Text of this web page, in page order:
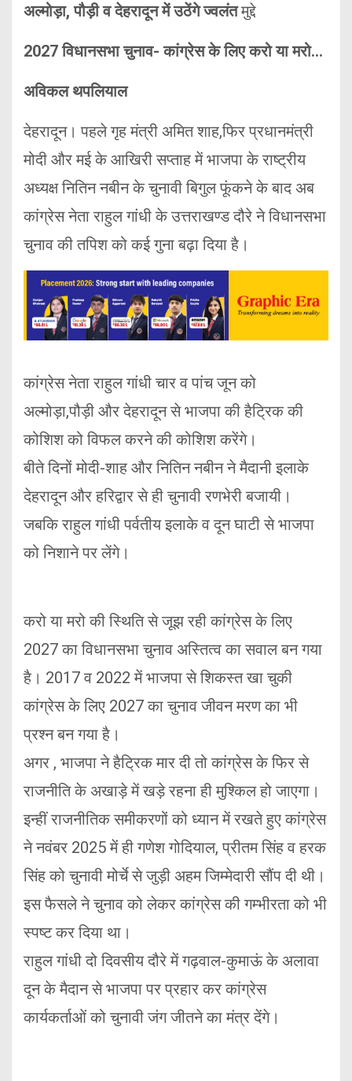
अल्मोड़ा, पौड़ी व देहरादून में उठेंगे ज्वलंतमुद्दे
2027 विधानसभा चुनाव- कांग्रेस के लिए करो या मरो…
अविकल थपलियाल
देहरादून। पहले गृह मंत्री अमित शाह,फिर प्रधानमंत्री
मोदी और मई के आखिरी सप्ताह में भाजपा के राष्ट्रीय
अध्यक्ष नितिन नबीन के चुनावी बिगुल फूंकने के बाद अब
कांग्रेस नेता राहुल गांधी के उत्तराखण्ड दौरे ने विधानसभा
चुनाव की तपिश को कई गुना बढ़ा दिया है।
कांग्रेस नेता राहुल गांधी चार व पांच जून को
अल्मोड़ा,पौड़ी और देहरादून से भाजपा की हैट्रिक की
कोशिश को विफल करने की कोशिश करेंगे।
बीते दिनों मोदी-शाह और नितिन नबीन ने मैदानी इलाके
देहरादून और हरिद्वार से ही चुनावी रणभेरी बजायी।
जबकि राहुल गांधी पर्वतीय इलाके व दून घाटी से भाजपा
को निशाने पर लेंगे।
करो या मरो की स्थिति से जूझ रही कांग्रेस के लिए
2027 का विधानसभा चुनाव अस्तित्व का सवाल बन गया
है। 2017 व 2022 में भाजपा से शिकस्त खा चुकी
कांग्रेस के लिए 2027 का चुनाव जीवन मरण का भी
प्रश्न बन गया है।
अगर , भाजपा ने हैट्रिक मार दी तो कांग्रेस के फिर से
राजनीति के अखाड़े में खड़े रहना ही मुश्किल हो जाएगा।
इन्हीं राजनीतिक समीकरणों को ध्यान में रखते हुए कांग्रेस
ने नवंबर 2025 में ही गणेश गोदियाल, प्रीतम सिंह व हरक
सिंह को चुनावी मोर्चे से जुड़ी अहम जिम्मेदारी सौंप दी थी।
इस फैसले ने चुनाव को लेकर कांग्रेस की गम्भीरता को भी
स्पष्ट कर दिया था।
राहुल गांधी दो दिवसीय दौरे में गढ़वाल-कुमाऊं के अलावा
दून के मैदान से भाजपा पर प्रहार कर कांग्रेस
कार्यकर्ताओं को चुनावी जंग जीतने का मंत्र देंगे।